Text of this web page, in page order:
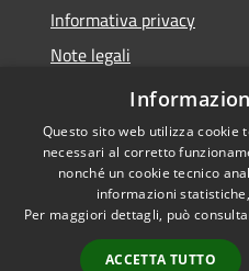
Informativa privacy
Note legali
Dichiarazione di
Accessibilità
Questo sito web utilizza
necessari al corretto
nonché un cookie tecnico
informazioni
Per maggiori dettagli, può
ACCETTA TUTTO